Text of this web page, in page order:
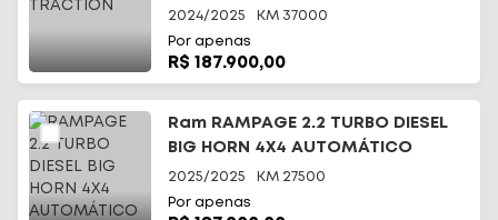
2024/2025 KM 37000
Por apenas
R$ 187.900,00
Ram RAMPAGE 2.2 TURBO DIESEL
BIG HORN 4X4 AUTOMÁTICO
2025/2025 KM 27500
Por apenas